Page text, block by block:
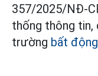
357/2025/NĐ-
thống thông tin,
trường bất